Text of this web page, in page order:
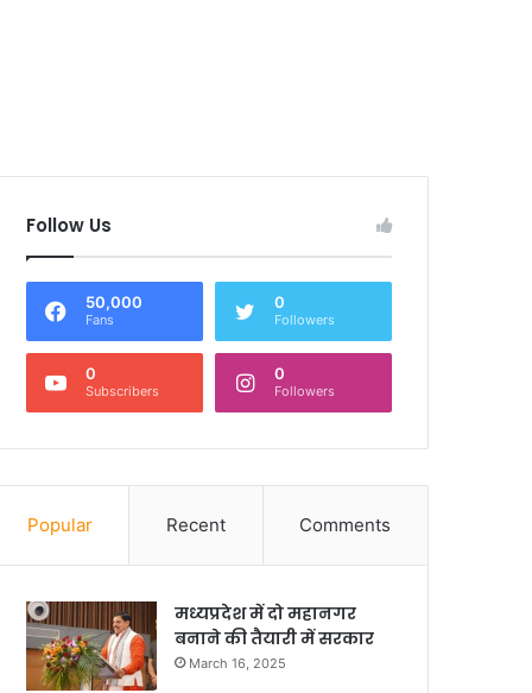
Follow Us
50,000
Fans
0
Followers
0
Subscribers
0
Followers
Popular Recent Comments
मध्यप्रदेश में दो महानगर
बनाने की तैयारी में सरकार
March 16, 2025